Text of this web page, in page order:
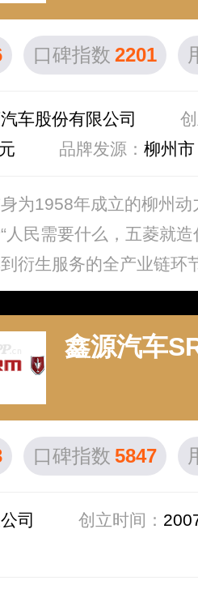
口碑指数 2201
车股份有限公司
品牌发源： 柳州市
为1958年成立的柳州
人民需要什么，五菱就
衍生服务的全产业链环
鑫源汽车
口碑指数 5847
司 创立时间：